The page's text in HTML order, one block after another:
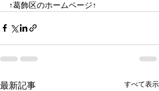
↑葛飾区のホームページ↑
最新記事 すべて表示